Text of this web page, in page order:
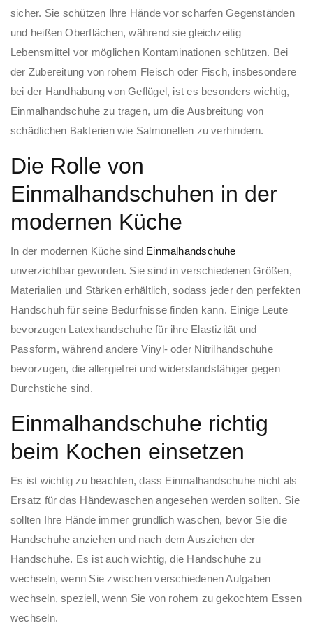
sicher. Sie schützen Ihre Hände vor scharfen Gegenständen
und heißen Oberflächen, während sie gleichzeitig
Lebensmittel vor möglichen Kontaminationen schützen. Bei
der Zubereitung von rohem Fleisch oder Fisch, insbesondere
bei der Handhabung von Geflügel, ist es besonders wichtig,
Einmalhandschuhe zu tragen, um die Ausbreitung von
schädlichen Bakterien wie Salmonellen zu verhindern.
Die Rolle von
Einmalhandschuhen in der
modernen Küche
In der modernen Küche sind Einmalhandschuhe
unverzichtbar geworden. Sie sind in verschiedenen Größen,
Materialien und Stärken erhältlich, sodass jeder den perfekten
Handschuh für seine Bedürfnisse finden kann. Einige Leute
bevorzugen Latexhandschuhe für ihre Elastizität und
Passform, während andere Vinyl- oder Nitrilhandschuhe
bevorzugen, die allergiefrei und widerstandsfähiger gegen
Durchstiche sind.
Einmalhandschuhe richtig
beim Kochen einsetzen
Es ist wichtig zu beachten, dass Einmalhandschuhe nicht als
Ersatz für das Händewaschen angesehen werden sollten. Sie
sollten Ihre Hände immer gründlich waschen, bevor Sie die
Handschuhe anziehen und nach dem Ausziehen der
Handschuhe. Es ist auch wichtig, die Handschuhe zu
wechseln, wenn Sie zwischen verschiedenen Aufgaben
wechseln, speziell, wenn Sie von rohem zu gekochtem Essen
wechseln.